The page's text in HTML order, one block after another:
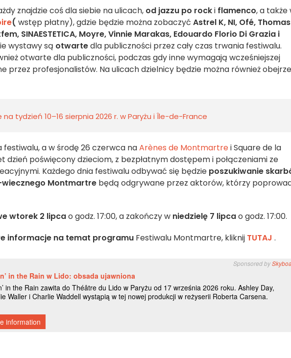
znajdzie coś dla siebie na ulicach, od jazzu po rocki flamenco, a także
( wstęp płatny), gdzie będzie można zobaczyć Astrel K, NI, Ofé, Thomas
SINAESTETICA, Moyre, Vinnie Marakas, Edouardo Florio Di Grazia i
wystawy są otwartedla publiczności przez cały czas trwania festiwalu.
otwarte dla publiczności, podczas gdy inne wymagają wcześniejszej
przez profesjonalistów. Na ulicach dzielnicy będzie można również
tydzień 10–16 sierpnia 2026 r. w Paryżu i Île-de-France
festiwalu, a w środę 26 czerwca naArènes de Montmartrei Square de la
dzień poświęcony dzieciom, z bezpłatnym dostępem i połączeniami ze
Każdego dnia festiwalu odbywać się będzie poszukiwanie
Montmartre będą odgrywane przez aktorów, którzy
wtorek 2 lipcao godz. 17:00, a zakończy w niedzielę 7 lipcao godz. 17:00.
informacje na temat programu Festiwalu Montmartre, kliknij TUTAJ .